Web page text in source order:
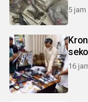
5 jam
16